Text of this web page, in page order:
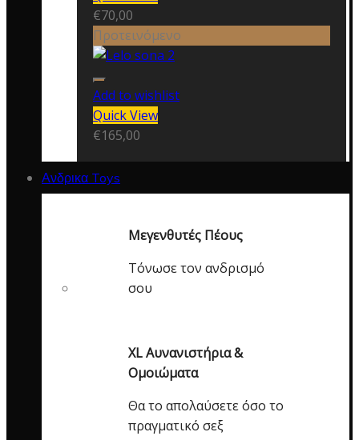
€70,00
Προτεινόμενο
Add to wishlist
Quick View
€165,00
Ανδρικα Toys
Μεγενθυτές Πέους
Τόνωσε τον ανδρισμό
σου
XL Αυνανιστήρια &
Ομοιώματα
Θα το απολαύσετε όσο το
πραγματικό σεξ